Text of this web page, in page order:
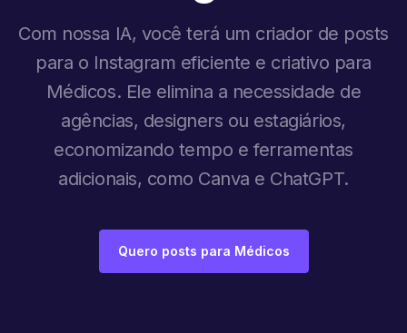
Com nossa IA, você terá um criador de posts
para o Instagram eficiente e criativo para
Médicos. Ele elimina a necessidade de
agências, designers ou estagiários,
economizando tempo e ferramentas
adicionais, como Canva e ChatGPT.
Quero posts para Médicos